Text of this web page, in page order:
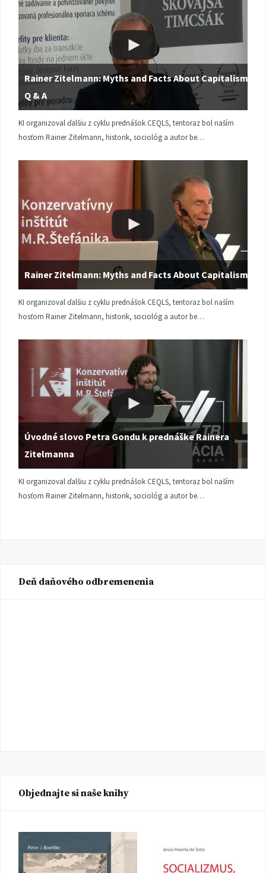
Rainer Zitelmann: Myths and Facts About Capitalism |
Q & A
KI organizoval ďalšiu z cyklu prednášok CEQLS, tentoraz bol naším
hosťom Rainer Zitelmann, historik, sociológ a autor be…
Rainer Zitelmann: Myths and Facts About Capitalism
KI organizoval ďalšiu z cyklu prednášok CEQLS, tentoraz bol naším
hosťom Rainer Zitelmann, historik, sociológ a autor be…
Úvodné slovo Petra Gondu k prednáške Rainera
Zitelmanna
KI organizoval ďalšiu z cyklu prednášok CEQLS, tentoraz bol naším
hosťom Rainer Zitelmann, historik, sociológ a autor be…
Deň daňového odbremenenia
Objednajte si naše knihy